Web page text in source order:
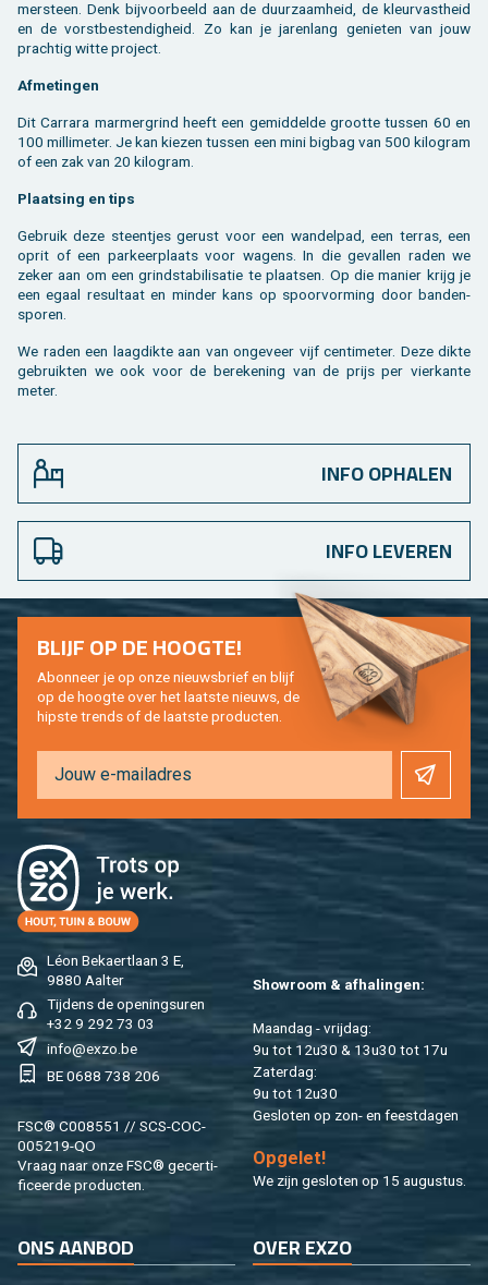
mer­steen. Denk bij­voor­beeld aan de duur­zaam­heid, de kleur­vast­heid
en de vorst­be­sten­dig­heid. Zo kan je ja­ren­lang ge­nie­ten van jouw
prach­tig witte pro­ject.
Af­me­tin­gen
Dit Car­ra­ra mar­mer­grind heeft een ge­mid­del­de groot­te tus­sen 60 en
100 mil­li­me­ter. Je kan kie­zen tus­sen een mini big­bag van 500 ki­lo­gram
of een zak van 20 ki­lo­gram.
Plaat­sing en tips
Ge­bruik deze steen­tjes ge­rust voor een wan­del­pad, een ter­ras, een
oprit of een par­keer­plaats voor wa­gens. In die ge­val­len raden we
zeker aan om een grindsta­bi­li­sa­tie te plaat­sen. Op die ma­nier krijg je
een egaal re­sul­taat en min­der kans op spoor­vor­ming door ban­den­
spo­ren.
We raden een laag­dik­te aan van on­ge­veer vijf cen­ti­me­ter. Deze dikte
ge­bruik­ten we ook voor de be­re­ke­ning van de prijs per vier­kan­te
meter.
INFO OPHALEN
INFO LEVEREN
Léon Be­kaert­laan 3 E,
9880 Aal­ter
Tij­dens de ope­nings­uren
+32 9 292 73 03
info@​exzo.​be
BE 0688 738 206
FSC® C008551 // SCS-COC-
005219-QO
Vraag naar onze FSC® ge­cer­ti­
fi­ceer­de pro­duc­ten.
Show­room & af­ha­lin­gen:
Maan­dag - vrij­dag:
9u tot 12u30 & 13u30 tot 17u
Za­ter­dag:
9u tot 12u30
Ge­slo­ten op zon- en feest­da­gen
Op­ge­let!
We zijn ge­slo­ten op 15 au­gus­tus.
BLIJF OP DE HOOG­TE!
Abon­neer je op onze nieuws­brief en blijf
op de hoog­te over het laat­ste nieuws, de
hip­s­te trends of de laat­ste pro­duc­ten.
ONS AAN­BOD OVER EXZO